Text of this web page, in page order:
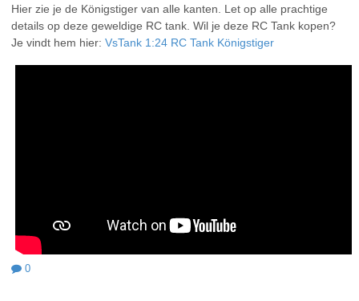
Hier zie je de Königstiger van alle kanten. Let op alle prachtige
details op deze geweldige RC tank. Wil je deze RC Tank kopen?
Je vindt hem hier: VsTank 1:24 RC Tank Königstiger
0